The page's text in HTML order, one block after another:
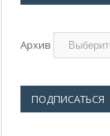
Архив
ПОДПИСАТЬСЯ